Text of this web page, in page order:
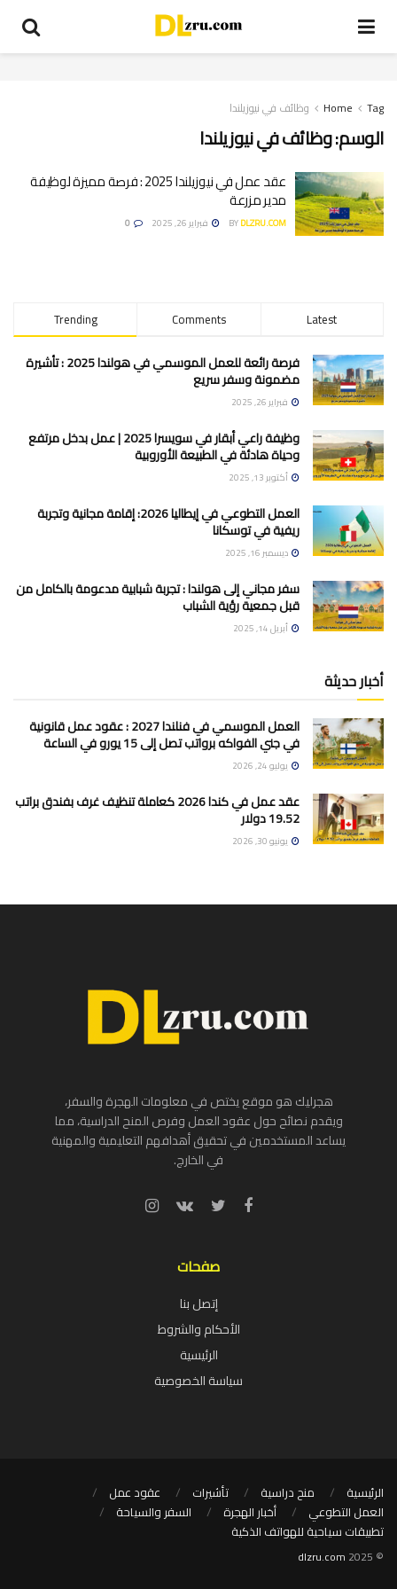
Home Tag وظائف في نيوزيلندا
الوسم:وظائف في نيوزيلندا
عقد عمل في نيوزيلندا 2025 : فرصة مميزة لوظيفة
مدير مزرعة
BYDLZRU.COM فبراير 26, 2025
Trending Comments Latest
فرصة رائعة للعمل الموسمي في هولندا 2025 : تأشيرة
مضمونة وسفر سريع
فبراير 26, 2025
وظيفة راعي أبقار في سويسرا 2025 | عمل بدخل مرتفع
وحياة هادئة في الطبيعة الأوروبية
أكتوبر 13, 2025
العمل التطوعي في إيطاليا 2026: إقامة مجانية وتجربة
ريفية في توسكانا
ديسمبر 16, 2025
سفر مجاني إلى هولندا : تجربة شبابية مدعومة بالكامل من
قبل جمعية رؤية الشباب
أبريل 14, 2025
أخبار حديثة
العمل الموسمي في فنلندا 2027 : عقود عمل قانونية
في جني الفواكه برواتب تصل إلى 15 يورو في الساعة
يوليو 24, 2026
عقد عمل في كندا 2026 كعاملة تنظيف غرف بفندق براتب
19.52 دولار
يونيو 30, 2026
هجرليك هو موقع يختص في معلومات الهجرة والسفر،
ويقدم نصائح حول عقود العمل وفرص المنح الدراسية، مما
يساعد المستخدمين في تحقيق أهدافهم التعليمية والمهنية
في الخارج.
صفحات
إتصل بنا
الأحكام والشروط
الرئيسية
سياسة الخصوصية
الرئيسية منح دراسية تأشيرات
عقود عمل
العمل التطوعي
أخبار الهجرة
السفر والسياحة
تطبيقات سياحية للهواتف الذكية
© 2025
dlzru.com